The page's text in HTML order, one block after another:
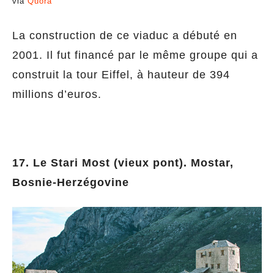
La construction de ce viaduc a débuté en
2001. Il fut financé par le même groupe qui a
construit la tour Eiffel, à hauteur de 394
millions d’euros.
17. Le Stari Most (vieux pont). Mostar,
Bosnie-Herzégovine